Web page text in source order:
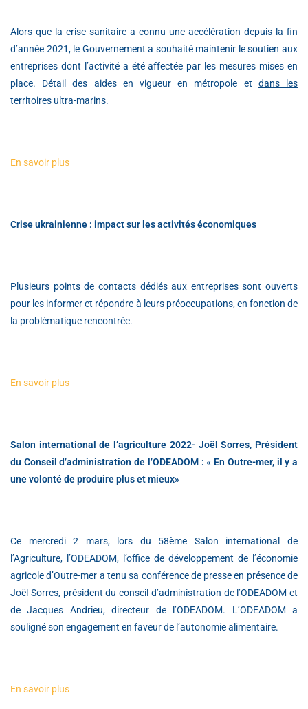
Alors que la crise sanitaire a connu une accélération depuis la fin
d’année 2021, le Gouvernement a souhaité maintenir le soutien aux
entreprises dont l’activité a été affectée par les mesures mises en
place. Détail des aides en vigueur en métropole et dans les
territoires ultra-marins.
En savoir plus
Crise ukrainienne : impact sur les activités économiques
Plusieurs points de contacts dédiés aux entreprises sont ouverts
pour les informer et répondre à leurs préoccupations, en fonction de
la problématique rencontrée.
En savoir plus
Salon international de l’agriculture 2022- Joël Sorres, Président
du Conseil d’administration de l’ODEADOM : « En Outre-mer, il y a
une volonté de produire plus et mieux»
Ce mercredi 2 mars, lors du 58ème Salon international de
l’Agriculture, l’ODEADOM, l’office de développement de l’économie
agricole d’Outre-mer a tenu sa conférence de presse en présence de
Joël Sorres, président du conseil d’administration de l’ODEADOM et
de Jacques Andrieu, directeur de l’ODEADOM. L’ODEADOM a
souligné son engagement en faveur de l’autonomie alimentaire.
En savoir plus